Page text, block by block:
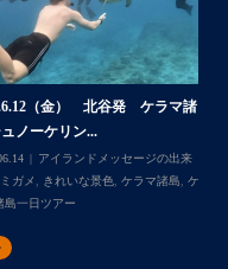
ケラマ諸
セージの出来
ケラマ諸島 ,ケ
ケリング,体験
2026.7.23 北谷発
きれいな景